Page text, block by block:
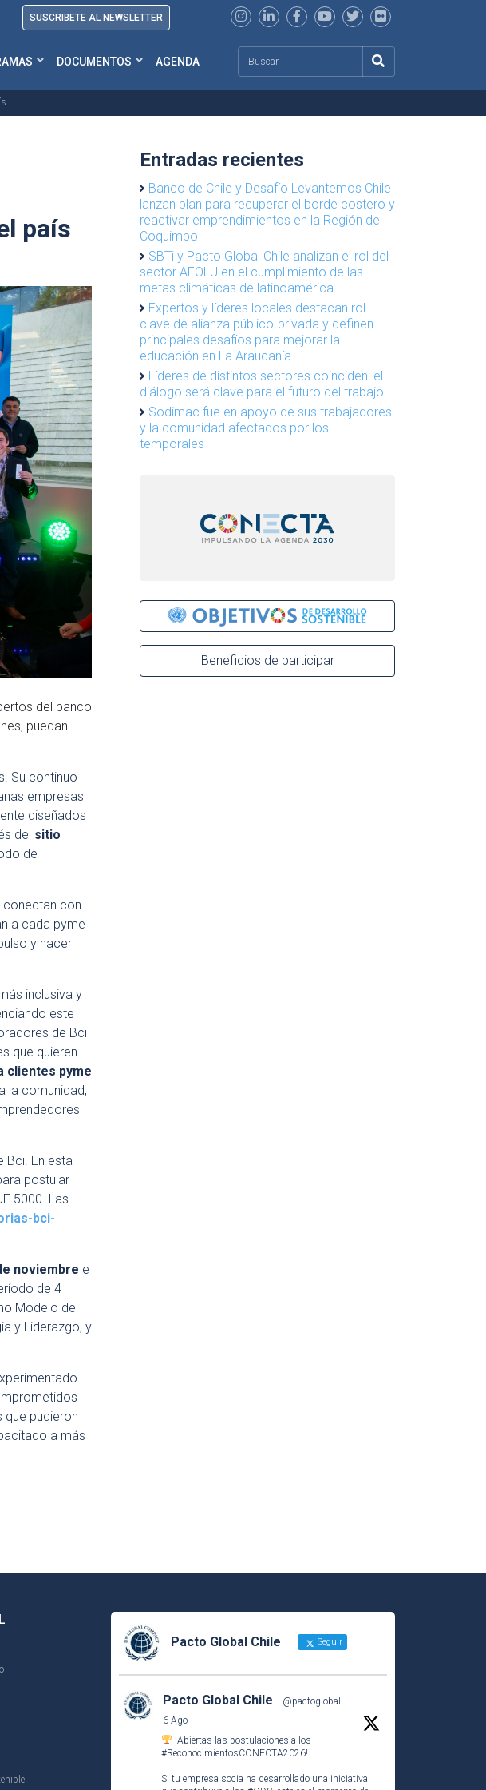
SUSCRIBETE AL NEWSLETTER
DOCUMENTOS AGENDA
país
del banco
puedan
Su continuo
empresas
diseñados
del sitio
de
conectan con
a cada pyme
y hacer
inclusiva y
este
de Bci
que quieren
clientes pyme
la comunidad,
Bci. En esta
postular
5000. Las
bci-
noviembre e
de 4
Modelo de
y Liderazgo, y
pudieron
a más
Entradas recientes
Banco de Chile y Desafío Levantemos Chile
lanzan plan para recuperar el borde costero y
reactivar emprendimientos en la Región de
Coquimbo
SBTi y Pacto Global Chile analizan el rol del
sector AFOLU en el cumplimiento de las
metas climáticas de latinoamérica
Expertos y líderes locales destacan rol
clave de alianza público-privada y definen
principales desafíos para mejorar la
educación en La Araucanía
Líderes de distintos sectores coinciden: el
diálogo será clave para el futuro del trabajo
Sodimac fue en apoyo de sus trabajadores
y la comunidad afectados por los
temporales
Beneficios de participar
Pacto Global Chile Seguir
Pacto Global Chile @pactoglobal
·
6 Ago
¡Abiertas las postulaciones a los
#ReconocimientosCONECTA2026!
Si tu empresa socia ha desarrollado una iniciativa